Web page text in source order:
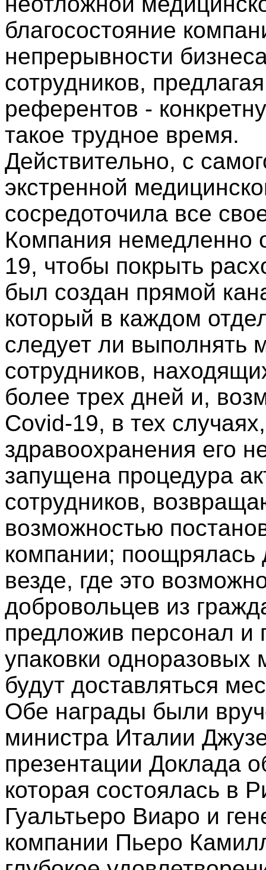
благосостояние
непрерывности
сотрудников,
референтов -
такое трудное время.
Действительно, с
экстренной
сосредоточила все
Компания немедленно
19, чтобы покрыть
был создан прямой
который в каждом
следует ли выполнять
сотрудников,
более трех дней и,
Covid-19, в тех
здравоохранения его
запущена процедура
сотрудников,
возможностью
компании; поощрялась
везде, где это
добровольцев из
предложив персонал
упаковки одноразовых
будут доставляться
Обе награды были
министра Италии
презентации Доклада
которая состоялась в
Гуальтьеро Виаро и
компании Пьеро